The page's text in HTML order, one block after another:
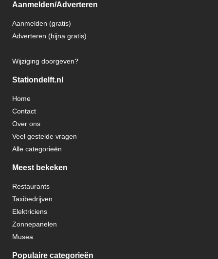
Aanmelden/Adverteren
Aanmelden (gratis)
Adverteren (bijna gratis)
Wijziging doorgeven?
Stationdelft.nl
Home
Contact
Over ons
Veel gestelde vragen
Alle categorieën
Meest bekeken
Restaurants
Taxibedrijven
Elektriciens
Zonnepanelen
Musea
Populaire categorieën